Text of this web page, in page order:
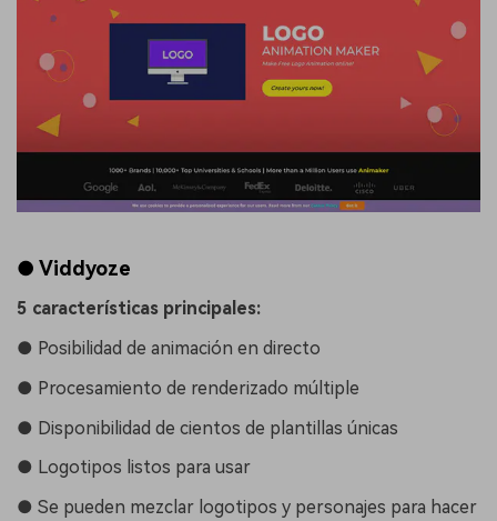
● Viddyoze
5 características principales:
● Posibilidad de animación en directo
● Procesamiento de renderizado múltiple
● Disponibilidad de cientos de plantillas únicas
● Logotipos listos para usar
● Se pueden mezclar logotipos y personajes para hacer